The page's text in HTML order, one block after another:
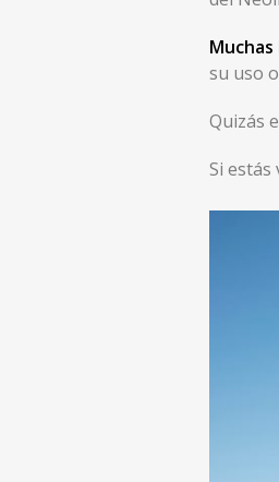
su uso
Quizás
Si